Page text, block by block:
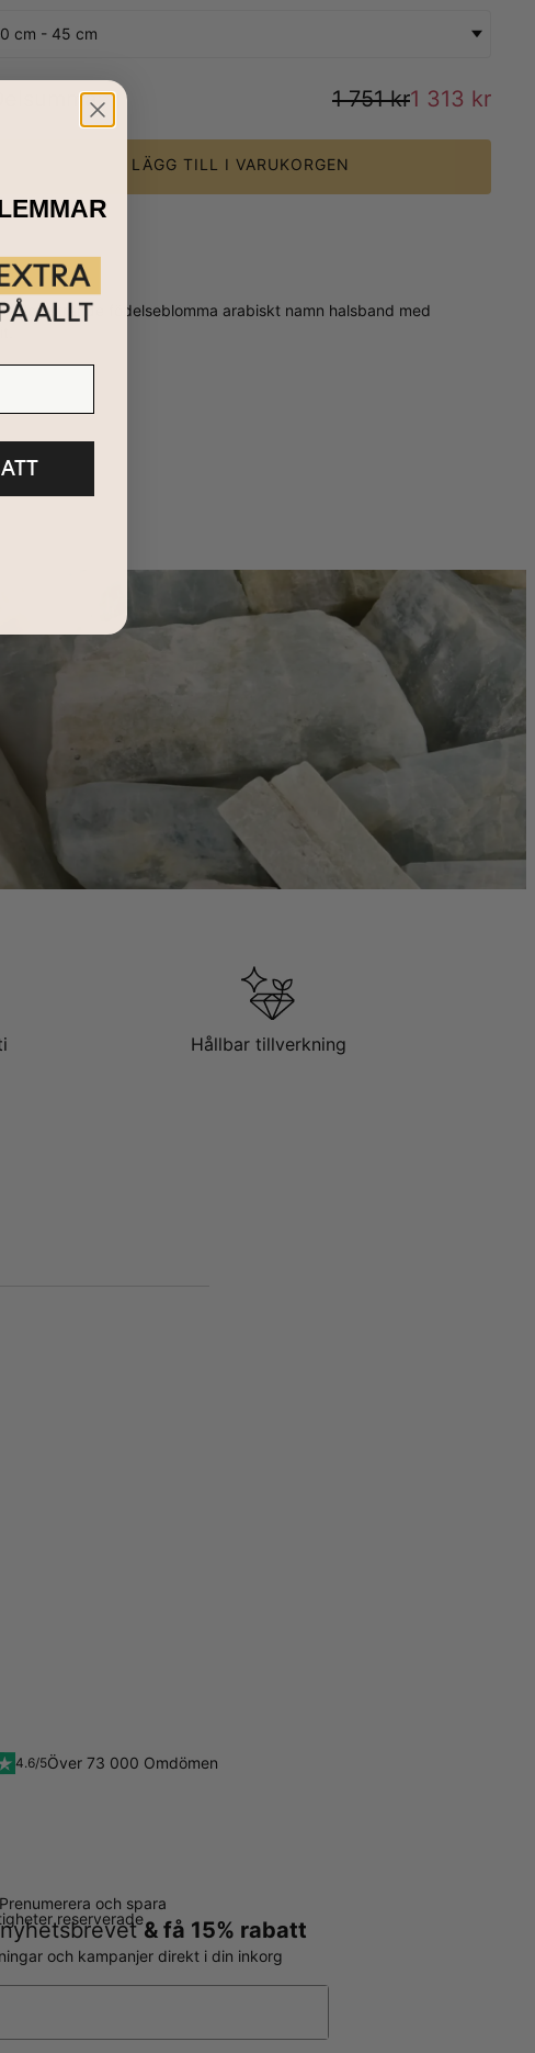
cm - 45 cm
Delsumma: 1 751 kr1 313 kr
LÄGG TILL I VARUKORGEN
födelseblomma arabiskt namn halsband med
Hållbar tillverkning
Prenumerera och spara
& få 15% rabatt
och kampanjer direkt i din inkorg
4.6/5Över 73 000 Omdömen
reserverade